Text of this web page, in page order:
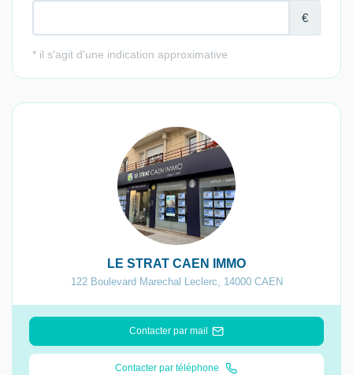
LE STRAT CAEN IMMO
122 Boulevard Marechal Leclerc 14000 CAEN
Contacter par mail
Contacter par téléphone